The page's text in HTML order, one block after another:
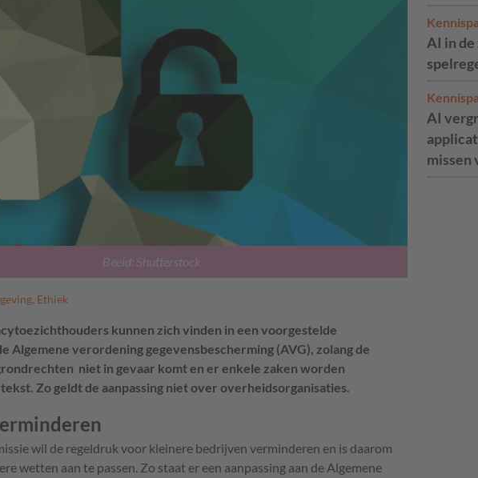
Beeld: Shutterstock
, Ethiek
AI in
AI
missen
kunnen zich vinden in een voorgestelde
Algemene verordening gegevensbescherming (AVG), zolang de
niet in gevaar komt en er enkele zaken worden
Zo geldt de aanpassing niet over overheidsorganisaties.
wil de regeldruk voor kleinere bedrijven verminderen en is daarom
wetten aan te passen. Zo staat er een aanpassing aan de Algemene